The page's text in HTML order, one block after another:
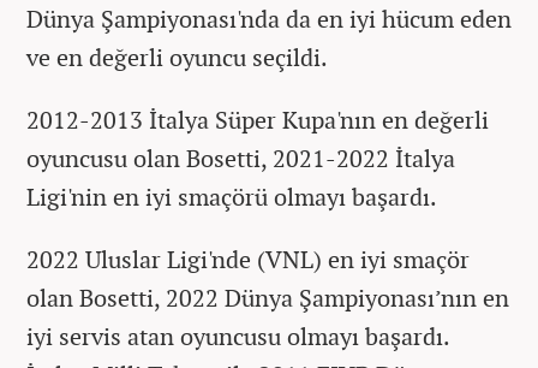
Dünya Şampiyonası'nda da en iyi hücum eden
ve en değerli oyuncu seçildi.
2012-2013 İtalya Süper Kupa'nın en değerli
oyuncusu olan Bosetti, 2021-2022 İtalya
Ligi'nin en iyi smaçörü olmayı başardı.
2022 Uluslar Ligi'nde (VNL) en iyi smaçör
olan Bosetti, 2022 Dünya Şampiyonası’nın en
iyi servis atan oyuncusu olmayı başardı.